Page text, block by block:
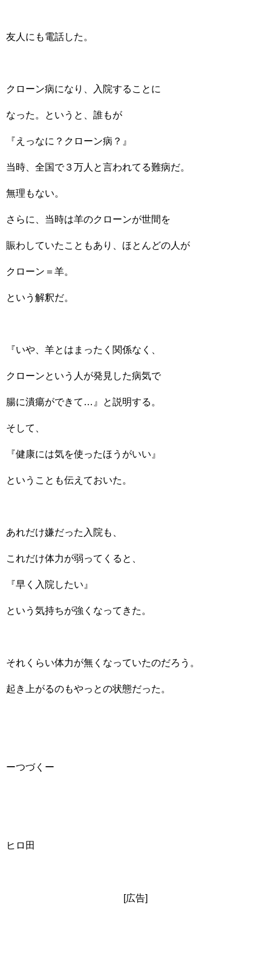
友人にも電話した。
クローン病になり、入院することに
なった。というと、誰もが
『えっなに？クローン病？』
当時、全国で３万人と言われてる難病だ。
無理もない。
さらに、当時は羊のクローンが世間を
賑わしていたこともあり、ほとんどの人が
クローン＝羊。
という解釈だ。
『いや、羊とはまったく関係なく、
クローンという人が発見した病気で
腸に潰瘍ができて…』と説明する。
そして、
『健康には気を使ったほうがいい』
ということも伝えておいた。
あれだけ嫌だった入院も、
これだけ体力が弱ってくると、
『早く入院したい』
という気持ちが強くなってきた。
それくらい体力が無くなっていたのだろう。
起き上がるのもやっとの状態だった。
ーつづくー
ヒロ田
[広告]